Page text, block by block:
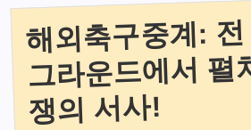
해외축구중계:
그라운드에서 펼
쟁의 서사!